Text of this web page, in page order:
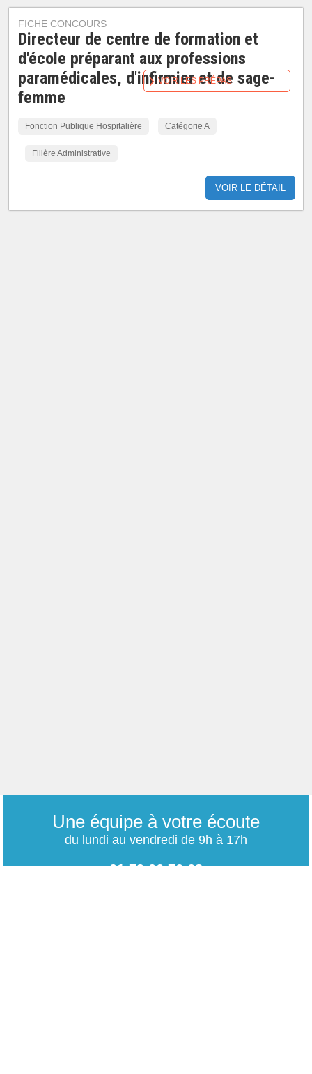
FICHE CONCOURS
Directeur de centre de formation et
d'école préparant aux professions
paramédicales, d'infirmier et de sage-
femme
Fonction Publique Hospitalière Catégorie A
Filière Administrative
VOIR LE DÉTAIL
VOIR LES PRÉPAS
Une équipe à votre écoute
du lundi au vendredi de 9h à 17h
01 79 06 76 68